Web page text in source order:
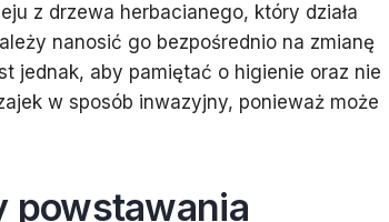
z drzewa herbacianego, który działa
nanosić go bezpośrednio na zmianę
jednak, aby pamiętać o higienie oraz nie
w sposób inwazyjny, ponieważ może
powstawania